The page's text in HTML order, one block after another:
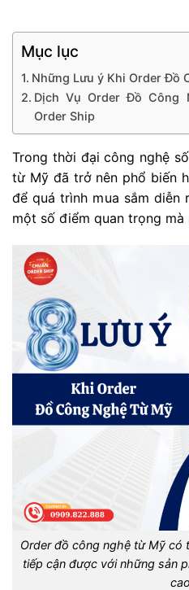
Mục lục
Những Lưu ý Khi Order Đồ
Dịch Vụ Order Đồ Công
Order Ship
Trong thời đại công nghệ
từ Mỹ đã trở nên phổ biến
để quá trình mua sắm diễn
một số điểm quan trọng
Order đồ công nghệ từ Mỹ có
tiếp cận được với những sản